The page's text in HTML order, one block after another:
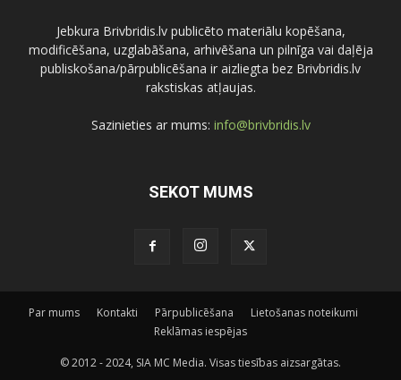
Jebkura Brivbridis.lv publicēto materiālu kopēšana,
modificēšana, uzglabāšana, arhivēšana un pilnīga vai daļēja
publiskošana/pārpublicēšana ir aizliegta bez Brivbridis.lv
rakstiskas atļaujas.
Sazinieties ar mums: info@brivbridis.lv
SEKOT MUMS
Par mums Kontakti Pārpublicēšana
Lietošanas noteikumi
Reklāmas iespējas
© 2012 - 2024, SIA MC Media. Visas tiesības aizsargātas.